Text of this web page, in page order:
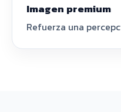
Imagen premium
Refuerza una